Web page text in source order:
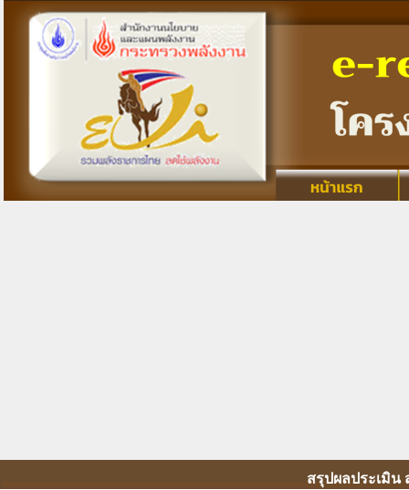
สรุปผลประเมิน